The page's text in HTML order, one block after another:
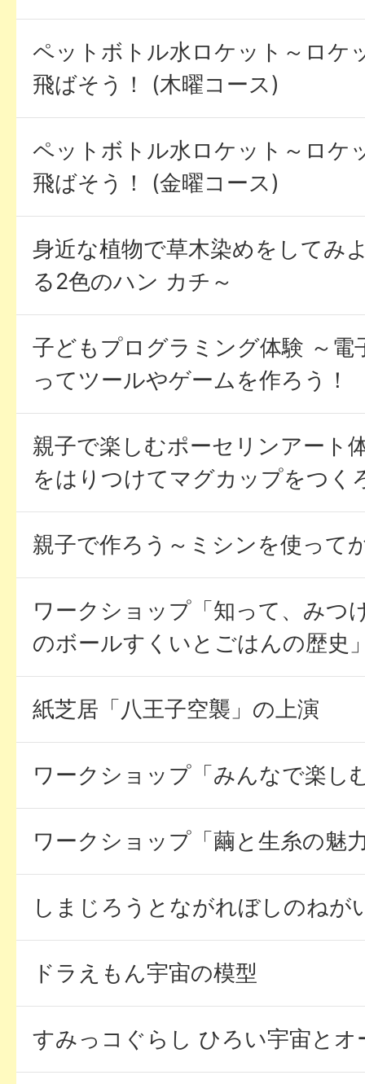
ペットボトル水ロケット～ロケ
飛ばそう！ (木曜コース)
ペットボトル水ロケット～ロケ
飛ばそう！ (金曜コース)
身近な植物で草木染めをしてみ
る2色のハン カチ～
子どもプログラミング体験 ～電
ってツールやゲームを作ろう！
親子で楽しむポーセリンアート
をはりつけてマグカップをつく
親子で作ろう～ミシンを使って
ワークショップ「知って、みつ
のボールすくいとごはんの歴史
紙芝居「八王子空襲」の上演
ワークショップ「みんなで楽し
ワークショップ「繭と生糸の魅
しまじろうとながれぼしのねが
ドラえもん宇宙の模型
すみっコぐらし ひろい宇宙と